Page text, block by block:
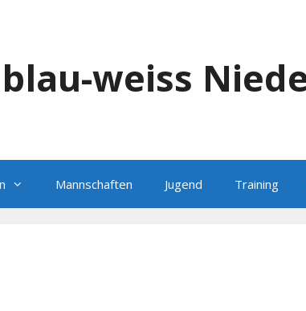
blau-weiss
Mannschaften Jugend Training